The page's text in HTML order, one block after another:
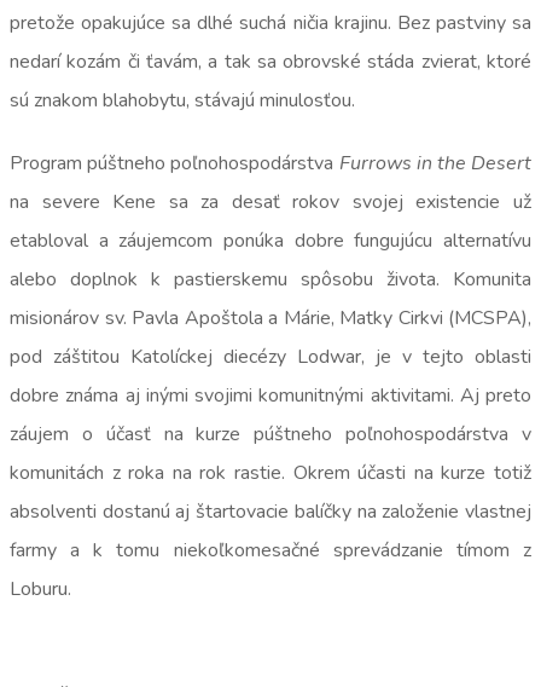
pretože opakujúce sa dlhé suchá ničia krajinu. Bez pastviny sa
nedarí kozám či ťavám, a tak sa obrovské stáda zvierat, ktoré
sú znakom blahobytu, stávajú minulosťou.
Program púštneho poľnohospodárstva Furrows in the Desert
na severe Kene sa za desať rokov svojej existencie už
etabloval a záujemcom ponúka dobre fungujúcu alternatívu
alebo doplnok k pastierskemu spôsobu života. Komunita
misionárov sv. Pavla Apoštola a Márie, Matky Cirkvi (MCSPA),
pod záštitou Katolíckej diecézy Lodwar, je v tejto oblasti
dobre známa aj inými svojimi komunitnými aktivitami. Aj preto
záujem o účasť na kurze púštneho poľnohospodárstva v
komunitách z roka na rok rastie. Okrem účasti na kurze totiž
absolventi dostanú aj štartovacie balíčky na založenie vlastnej
farmy a k tomu niekoľkomesačné sprevádzanie tímom z
Loburu.